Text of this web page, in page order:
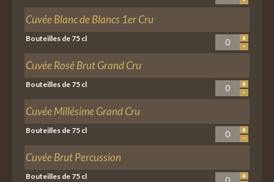
Cuvée Blanc de Blancs 1er Cru
Bouteilles de 75 cl
Cuvée Rosé Brut Grand Cru
Bouteilles de 75 cl
Cuvée Millésime Grand Cru
Bouteilles de 75 cl
Cuvée Brut Percussion
Bouteilles de 75 cl